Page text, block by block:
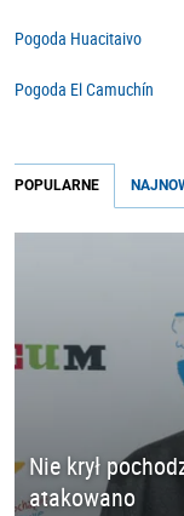
Pogoda Huacitaivo
Pogoda El Camuchín
POPULARNE
Nie krył
atakowano